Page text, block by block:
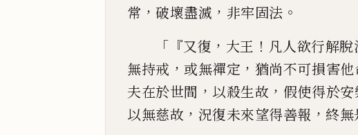
常 ， 破壞盡滅 ， 非牢固法 。
「『又復 ， 大王 ！ 凡人欲行解脫
無持戒 ， 或無禪定 ， 猶尚不可損害他
夫在於世間 ， 以殺生故 ， 假使得於
以無慈故 ， 況復未來望得善報 ， 終無